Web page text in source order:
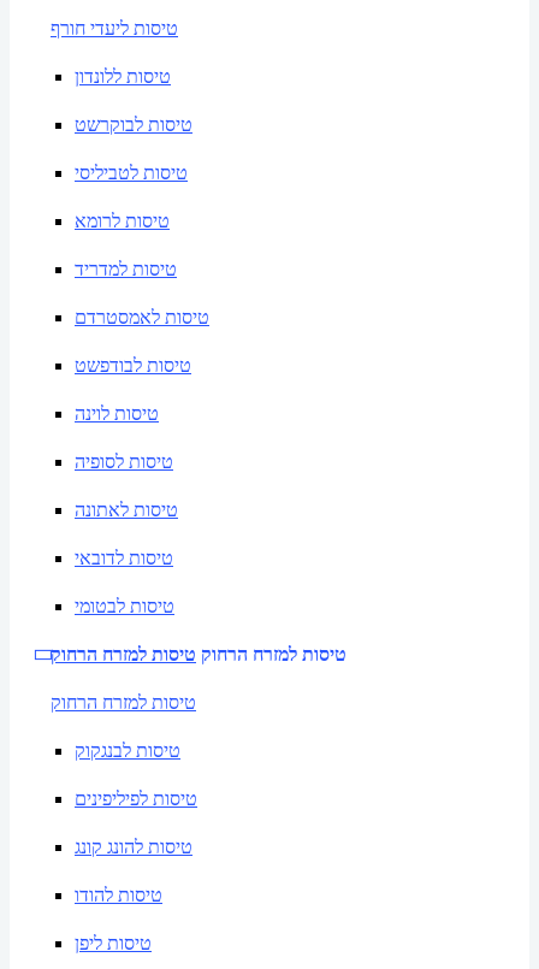
טיסות ליעדי חורף
טיסות ללונדון
טיסות לבוקרשט
טיסות לטביליסי
טיסות לרומא
טיסות למדריד
טיסות לאמסטרדם
טיסות לבודפשט
טיסות לוינה
טיסות לסופיה
טיסות לאתונה
טיסות לדובאי
טיסות לבטומי
טיסות למזרח הרחוק טיסות למזרח הרחוק
טיסות למזרח הרחוק
טיסות לבנגקוק
טיסות לפיליפינים
טיסות להונג קונג
טיסות להודו
טיסות ליפן